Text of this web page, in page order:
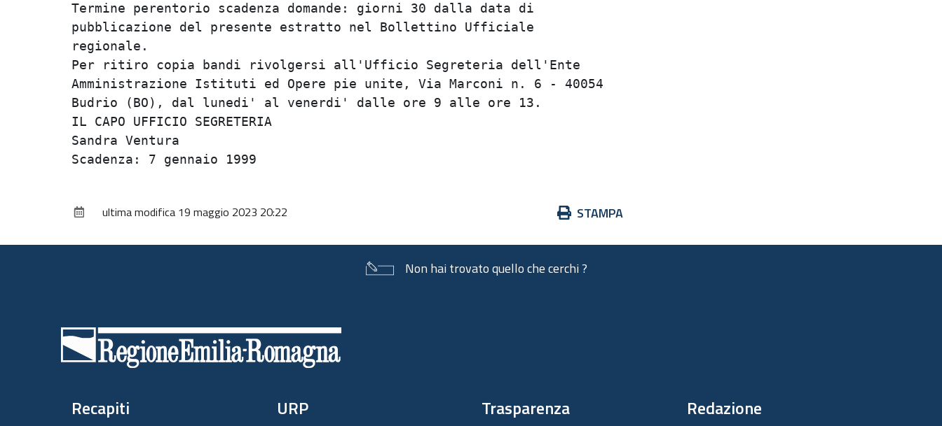
Termine perentorio scadenza domande: giorni 30 dalla data di
pubblicazione del presente estratto nel Bollettino Ufficiale
regionale.
Per ritiro copia bandi rivolgersi all'Ufficio Segreteria dell'Ente
Amministrazione Istituti ed Opere pie unite, Via Marconi n. 6 - 40054
Budrio (BO), dal lunedi' al venerdi' dalle ore 9 alle ore 13.
IL CAPO UFFICIO SEGRETERIA
Sandra Ventura
Azioni
documento
STAMPA
ultima modifica 19 maggio 2023 20:22
Non hai trovato quello che cerchi ?
Recapiti URP Trasparenza Redazione